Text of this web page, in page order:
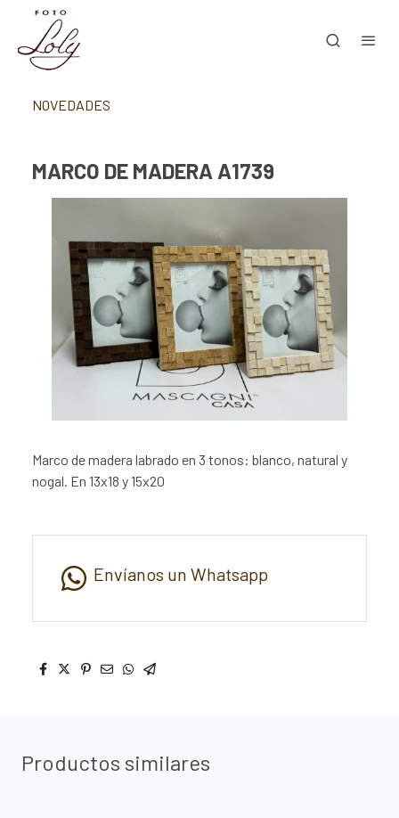
NOVEDADES
MARCO DE MADERA A1739
Marco de madera labrado en 3 tonos: blanco, natural y
nogal. En 13x18 y 15x20
Envíanos un Whatsapp
Productos similares